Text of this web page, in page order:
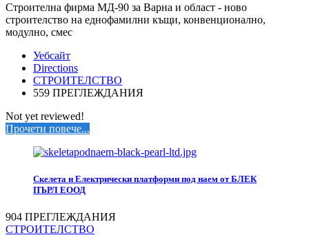
Строителна фирма МД-90 за Варна и област - ново
строителство на еднофамилни къщи, конвенционално,
модулно, смес
Уебсайт
Directions
СТРОИТЕЛСТВО
559 ПРЕГЛЕЖДАНИЯ
Not yet reviewed!
Прочети повече...
Скелета и Електрически платформи под наем от БЛЕК
ПЪРЛ ЕООД
904 ПРЕГЛЕЖДАНИЯ
СТРОИТЕЛСТВО